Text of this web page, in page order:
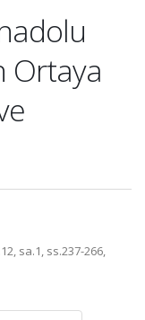
Ortaya
sa.1, ss.237-266,